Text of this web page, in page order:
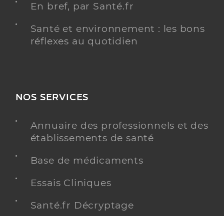
En bref, par Santé.fr
Santé et environnement : les bons
réflexes au quotidien
NOS SERVICES
Annuaire des professionnels et des
établissements de santé
Base de médicaments
Essais Cliniques
Santé.fr Décryptage